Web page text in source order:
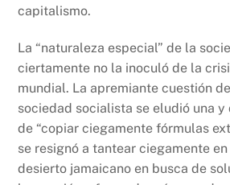
capitalismo.
La “naturaleza especial” de la
ciertamente no la inoculó de la
mundial. La apremiante cuestión
sociedad socialista se eludió una y
de “copiar ciegamente fórmulas
se resignó a tantear ciegamente
desierto jamaicano en busca de